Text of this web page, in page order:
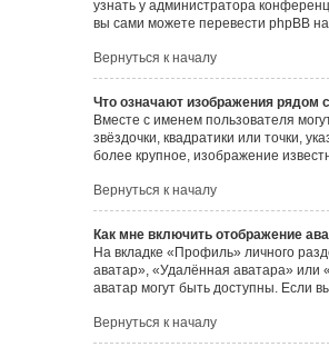
узнать у администратора
вы сами можете перевести phpBB
Вернуться к началу
Что означают изображения рядом
Вместе с именем пользователя
звёздочки, квадратики или точки,
более крупное, изображение
Вернуться к началу
Как мне включить отображение
На вкладке «Профиль» личного
аватар», «Удалённая аватара» или
аватар могут быть доступны. Если
Вернуться к началу